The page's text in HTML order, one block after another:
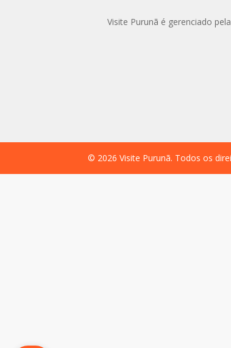
Visite Purunã é gerenciado
© 2026 Visite Purunã. Todos os